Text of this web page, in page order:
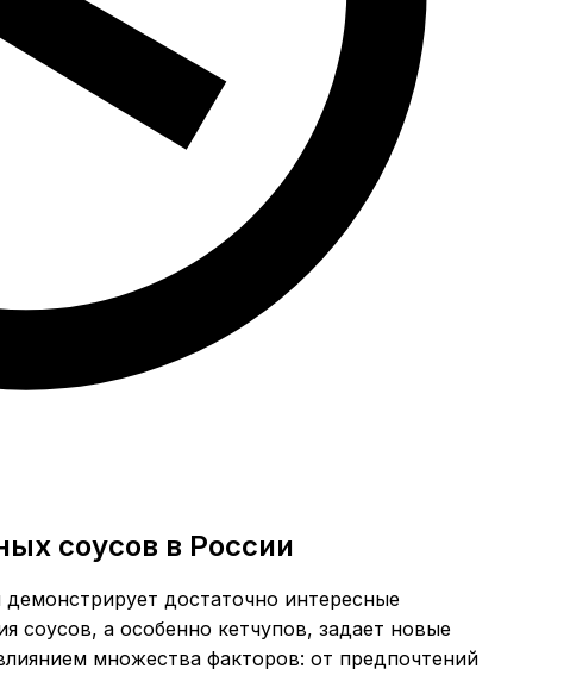
соусов в России
достаточно интересные
соусов, а особенно кетчупов, задает новые
множества факторов: от предпочтений